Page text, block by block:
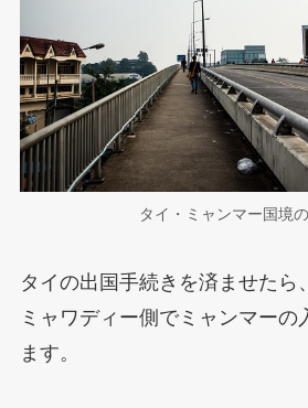
タイ・ミャンマー国境
タイの出国手続きを済ませたら
ミャワディー側でミャンマーの
ます。